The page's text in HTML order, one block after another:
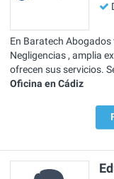
En Baratech
Negligencias , amplia
ofrecen sus servicios.
Oficina en Cádiz